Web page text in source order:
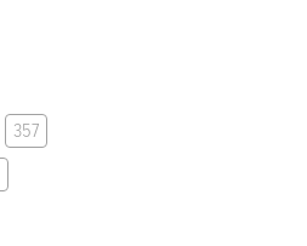
357